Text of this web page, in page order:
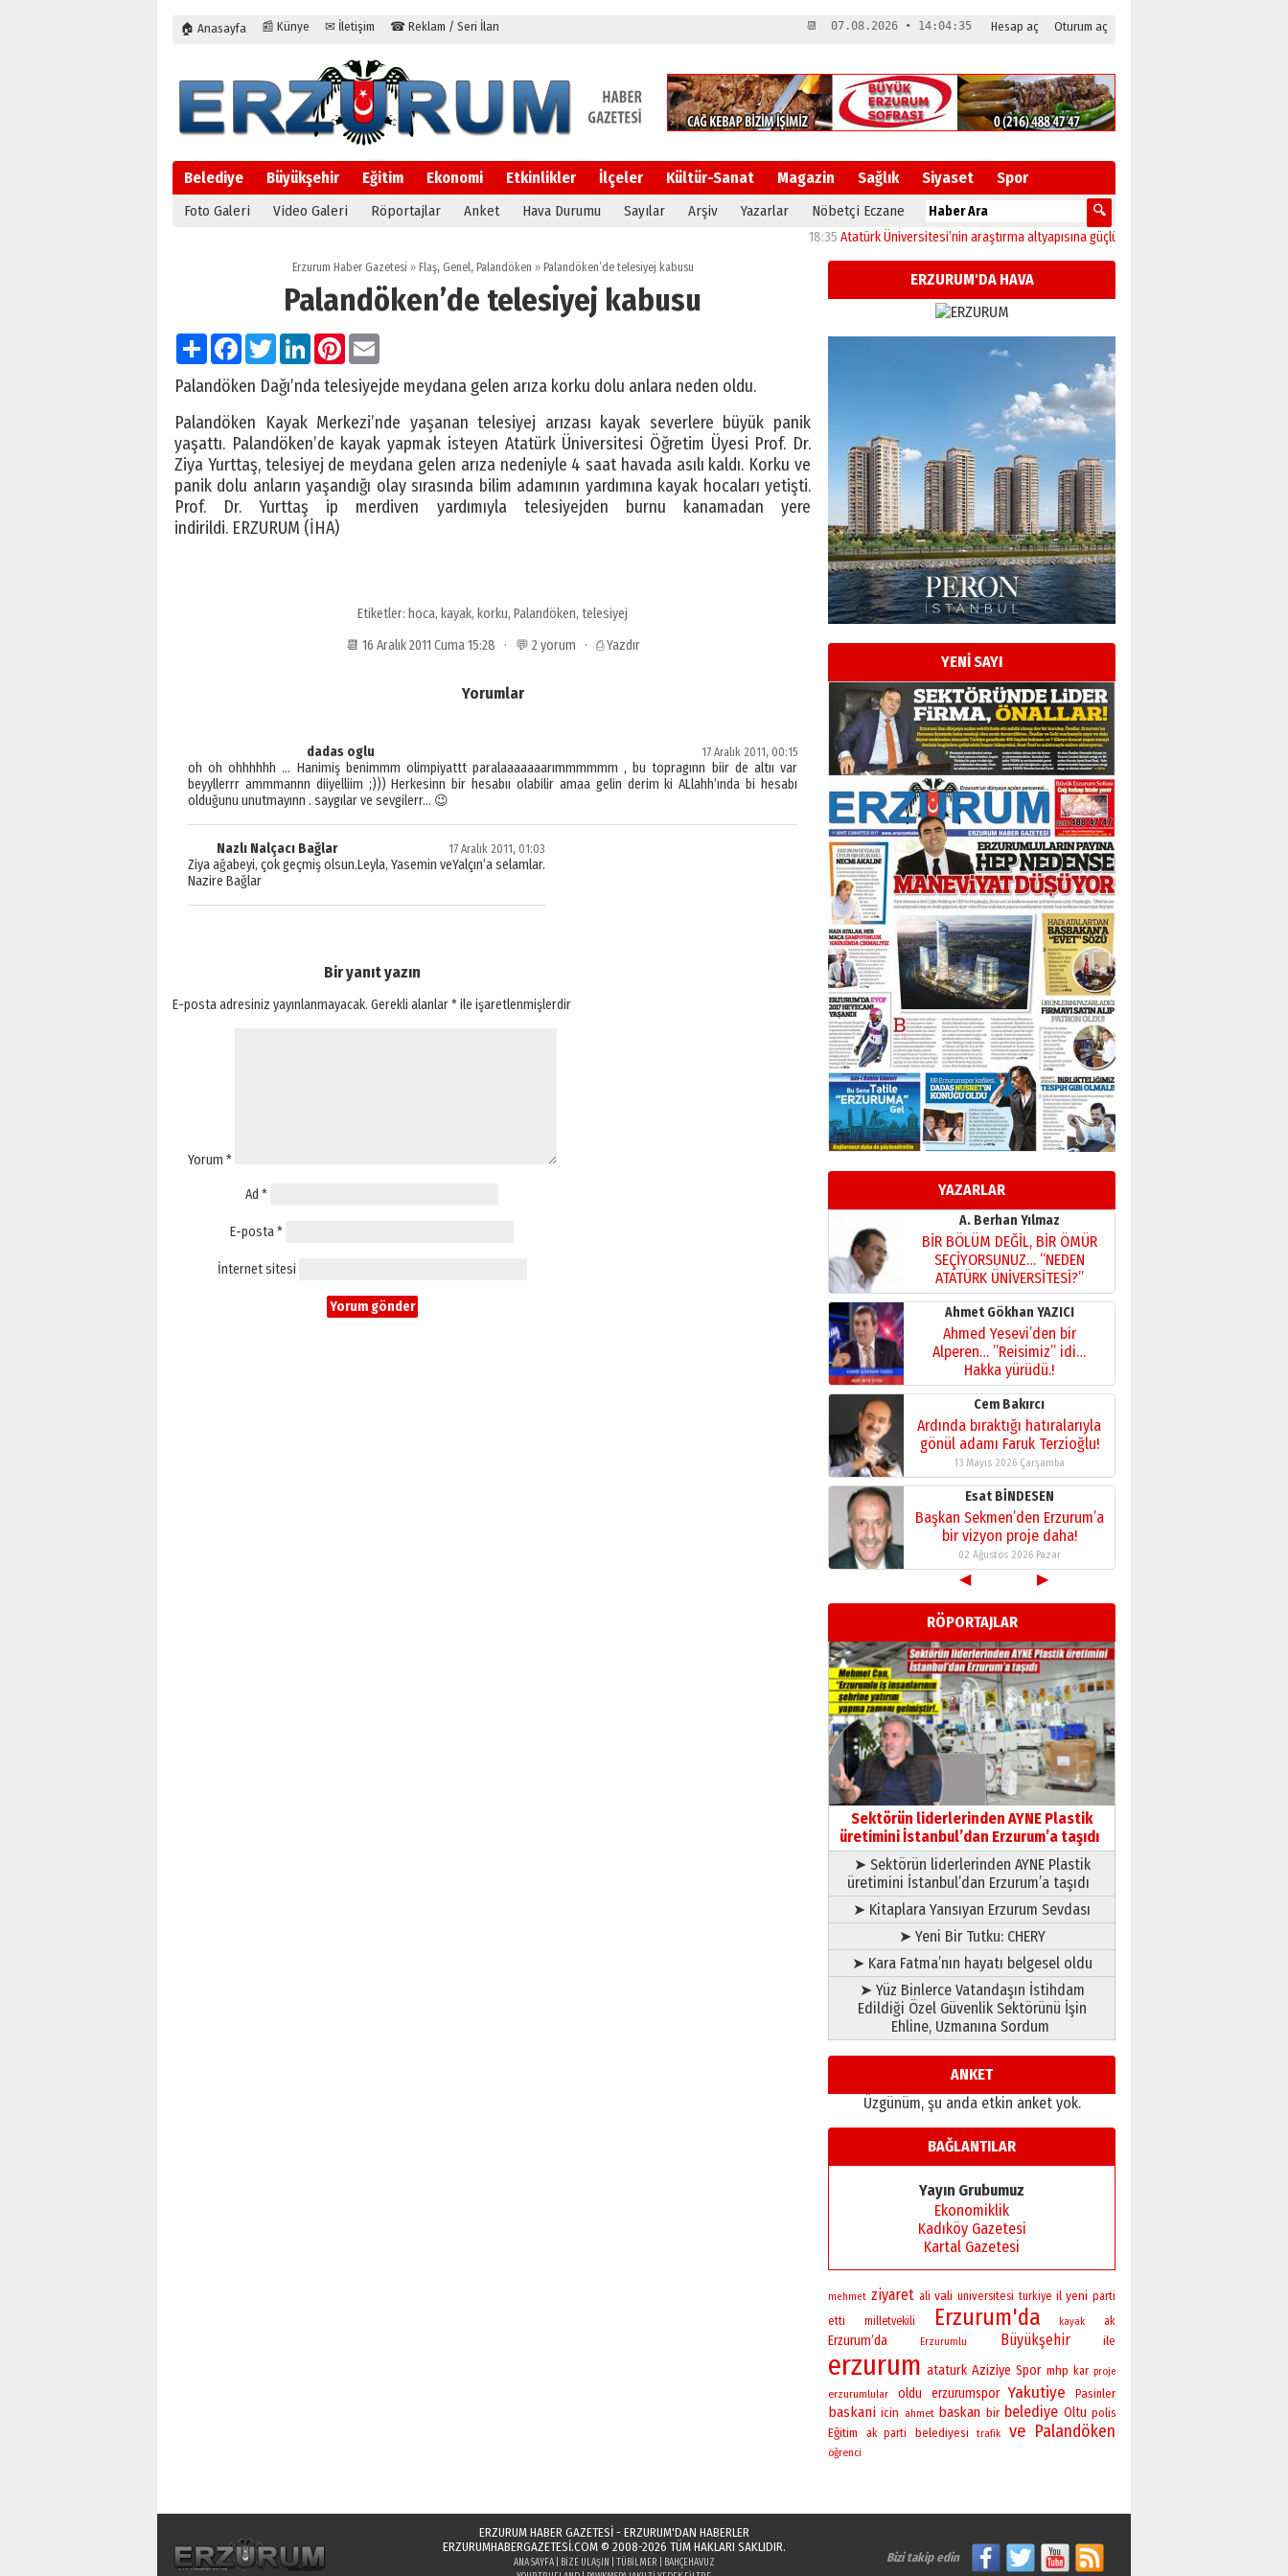
🏠 Anasayfa 📰 Künye ✉ İletişim ☎ Reklam / Seri İlan Hesap aç Oturum aç
📆 07.08.2026 • 14:04:36
Belediye Büyükşehir Eğitim Ekonomi Etkinlikler İlçeler Kültür-Sanat Magazin Sağlık Siyaset Spor
Foto Galeri Video Galeri Röportajlar Anket Hava Durumu Sayılar Arşiv Yazarlar Nöbetçi Eczane
Atatürk Üniversitesi’nin araştırma altyapısına güçlü onay
Erzurum Haber Gazetesi » Flaş, Genel, Palandöken »Palandöken’de telesiyej kabusu
Palandöken’de telesiyej kabusu
PaylaşFacebook
TwitterLinkedInPinterest
Palandöken Dağı’nda telesiyejde meydana gelen arıza korku dolu anlara neden oldu.
Palandöken Kayak Merkezi’nde yaşanan telesiyej arızası kayak severlere büyük panik
yaşattı. Palandöken’de kayak yapmak isteyen Atatürk Üniversitesi Öğretim Üyesi Prof. Dr.
Ziya Yurttaş, telesiyej de meydana gelen arıza nedeniyle 4 saat havada asılı kaldı. Korku ve
panik dolu anların yaşandığı olay sırasında bilim adamının yardımına kayak hocaları yetişti.
Prof. Dr. Yurttaş ip merdiven yardımıyla telesiyejden burnu kanamadan yere
indirildi. ERZURUM (İHA)
Etiketler: hoca, kayak, korku, Palandöken, telesiyej
📆 16 Aralık 2011 Cuma 15:28 · 💬 2 yorum · ⎙ Yazdır
Yorumlar
dadas oglu 17 Aralık 2011, 00:15
oh oh ohhhhhh … Hanimiş benimmm olimpiyattt paralaaaaaaarımmmmmm , bu topragınn biir de altıı var
beyyllerrr ammmannn diiyelliim ;))) Herkesinn bir hesabıı olabilir amaa gelin derim ki ALlahh’ında bi hesabı
olduğunu unutmayınn . saygılar ve sevgilerr… 😉
Nazlı Nalçacı Bağlar 17 Aralık 2011, 01:03
Ziya ağabeyi, çok geçmiş olsun.Leyla, Yasemin veYalçın’a selamlar.
Nazire Bağlar
Bir yanıt yazın
E-posta adresiniz yayınlanmayacak. Gerekli alanlar*ile işaretlenmişlerdir
Yorum *
Ad *
E-posta*
İnternet sitesi
ERZURUM'DA HAVA
YENİ SAYI
YAZARLAR
Esat BİNDESEN
Başkan Sekmen’den Erzurum’a
bir vizyon proje daha!
02 Ağustos 2026 Pazar
Kadir SABUNCUOĞLU
Erzurumspor’un köşe taşları
29 Haziran 2026 Pazartesi
Kenan GÜLERCİ
Murat Şahsuvaroğlu ERKON’da
çıtayı yukarı taşırken,
yönetimdekiler aşağı
çekmemeli!
17 Şubat 2026 SalıOrhan BOZKURT
Bir fotoğraf, bir şehir, bir
gazeteci… Dizginler kimin
elinde?
A. Berhan Yılmaz
BİR BÖLÜM DEĞİL, BİR ÖMÜR
SEÇİYORSUNUZ… “NEDEN
ATATÜRK ÜNİVERSİTESİ?”
28 Temmuz 2026 Salı
Ahmet Gökhan YAZICI
Ahmed Yesevi’den bir
Alperen… ”Reisimiz” idi…
Hakka yürüdü.!
26 Mart 2026 Perşembe
Cem Bakırcı
Ardında bıraktığı hatıralarıyla
gönül adamı Faruk Terzioğlu!
13 Mayıs 2026 Çarşamba
Esat BİNDESEN
Başkan Sekmen’den Erzurum’a
bir vizyon proje daha!
02 Ağustos 2026 Pazar
Kadir SABUNCUOĞLU
Erzurumspor’un köşe taşları
29 Haziran 2026 Pazartesi
Kenan GÜLERCİ
Murat Şahsuvaroğlu ERKON’da
çıtayı yukarı taşırken,
yönetimdekiler aşağı
çekmemeli!
17 Şubat 2026 SalıOrhan BOZKURT
Bir fotoğraf, bir şehir, bir
gazeteci… Dizginler kimin
elinde?
31 Mart 2026 Salı
A. Berhan Yılmaz
BİR BÖLÜM DEĞİL, BİR ÖMÜR
SEÇİYORSUNUZ… “NEDEN
ATATÜRK ÜNİVERSİTESİ?”
28 Temmuz 2026 Salı
Ahmet Gökhan YAZICI
Ahmed Yesevi’den bir
Alperen… ”Reisimiz” idi…
Hakka yürüdü.!
26 Mart 2026 Perşembe
Ardında bıraktığı hatıralarıyla
13 Mayıs 2026 Çarşamba
Esat BİNDESEN
Başkan Sekmen’den Erzurum’a
bir vizyon proje daha!
02 Ağustos 2026 Pazar
◀ ▶
RÖPORTAJLAR
Sektörün liderlerinden AYNE Plastik
üretimini İstanbul’dan Erzurum’a taşıdı
➤ Sektörün liderlerinden AYNE Plastik
üretimini İstanbul’dan Erzurum’a taşıdı
➤ Kitaplara Yansıyan Erzurum Sevdası
➤ Yeni Bir Tutku: CHERY
➤ Kara Fatma’nın hayatı belgesel oldu
➤ Yüz Binlerce Vatandaşın İstihdam
Edildiği Özel Güvenlik Sektörünü İşin
Ehline, Uzmanına Sordum
ANKET
Üzgünüm, şu anda etkin anket yok.
BAĞLANTILAR
Yayın Grubumuz
Ekonomiklik
Kadıköy Gazetesi
Kartal Gazetesi
mehmet ziyaret ali vali universitesi turkiye il yeni parti
etti
milletvekili Erzurum'da kayak ak
Erzurum’da Erzurumlu Büyükşehir ile
erzurum ataturk Aziziye Spor mhp kar proje
erzurumlular oldu erzurumspor Yakutiye Pasinler
baskani icin ahmet baskan bir belediye Oltu polis
Eğitim ak parti belediyesi trafik ve Palandöken
öğrenci
ERZURUM HABER GAZETESİ - ERZURUM'DAN HABERLER
ERZURUMHABERGAZETESI.COM© 2008-2026 TÜM HAKLARI SAKLIDIR.
ANA SAYFA| BIZE ULAŞIN TÜBILMER
BAHÇEHAVUZ
Bizi takip edin